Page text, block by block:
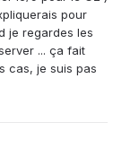
pour
je regardes les
... ça fait
cas, je suis pas